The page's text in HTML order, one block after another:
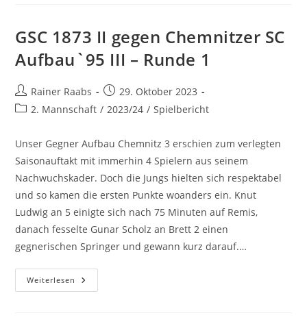
Oberfrohna
I
Runde
GSC 1873 II gegen Chemnitzer SC
Aufbau`95 III – Runde 1
Beitrags-
Autor:
Rainer Raabs
Beitrag
veröffentlicht:
29. Oktober 2023
Beitrags-
2. Mannschaft / 2023/24 / Spielbericht
Unser Gegner Aufbau Chemnitz 3 erschien zum verlegten
Saisonauftakt mit immerhin 4 Spielern aus seinem
Nachwuchskader. Doch die Jungs hielten sich respektabel
und so kamen die ersten Punkte woanders ein. Knut
Ludwig an 5 einigte sich nach 75 Minuten auf Remis,
danach fesselte Gunar Scholz an Brett 2 einen
gegnerischen Springer und gewann kurz darauf.…
Weiterlesen GSC
1873